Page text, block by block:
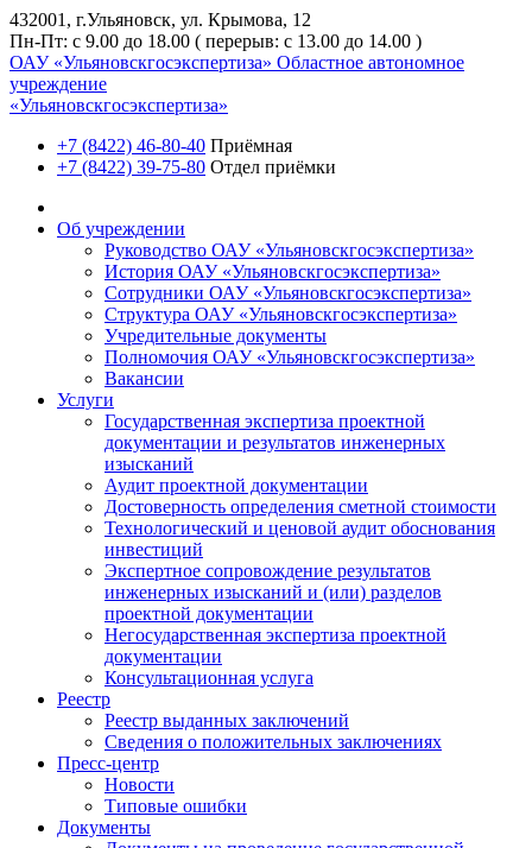
432001, г.Ульяновск, ул. Крымова, 12
Пн-Пт: с 9.00 до 18.00 ( перерыв: с 13.00 до 14.00 )
ОАУ «Ульяновскгосэкспертиза» Областное автономное
учреждение
«Ульяновскгосэкспертиза»
+7 (8422) 46-80-40 Приёмная
+7 (8422) 39-75-80 Отдел приёмки
Об учреждении
Руководство ОАУ «Ульяновскгосэкспертиза»
История ОАУ «Ульяновскгосэкспертиза»
Сотрудники ОАУ «Ульяновскгосэкспертиза»
Структура ОАУ «Ульяновскгосэкспертиза»
Учредительные документы
Полномочия ОАУ «Ульяновскгосэкспертиза»
Вакансии
Услуги
Государственная экспертиза проектной
документации и результатов инженерных
изысканий
Аудит проектной документации
Достоверность определения сметной стоимости
Технологический и ценовой аудит обоснования
инвестиций
Экспертное сопровождение результатов
инженерных изысканий и (или) разделов
проектной документации
Негосударственная экспертиза проектной
документации
Консультационная услуга
Реестр
Реестр выданных заключений
Сведения о положительных заключениях
Пресс-центр
Новости
Типовые ошибки
Документы